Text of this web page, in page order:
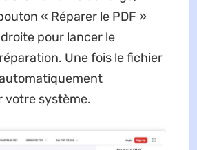
« Réparer le PDF »
pour lancer le
Une fois le fichier
votre système.